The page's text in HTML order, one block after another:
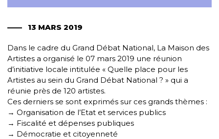
13 MARS 2019
Dans le cadre du Grand Débat National, La Maison des
Artistes a organisé le 07 mars 2019 une réunion
d’initiative locale intitulée « Quelle place pour les
Artistes au sein du Grand Débat National ? » qui a
réunie près de 120 artistes.
Ces derniers se sont exprimés sur ces grands thèmes :
→ Organisation de l’Etat et services publics
→ Fiscalité et dépenses publiques
→ Démocratie et citoyenneté